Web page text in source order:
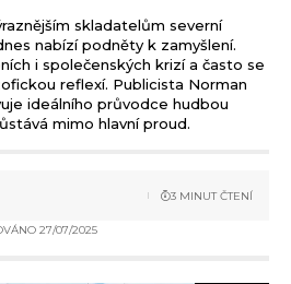
skladatelům severní
nabízí podněty k zamyšlení.
i společenských krizí a často se
reflexí. Publicista Norman
ideálního průvodce hudbou
mimo hlavní proud.
27/07/2025
3 MINUT ČTENÍ